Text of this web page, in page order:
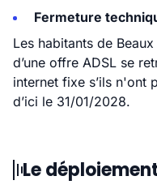
Fermeture
Les habitants de
d’une offre ADSL se
internet fixe s’ils n'ont
d’ici le 31/01/2028.
Le